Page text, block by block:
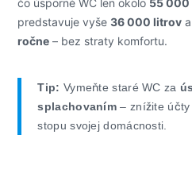
čo úsporné WC len okolo 55
predstavuje vyše36 000 litrov
ročne – bez straty komfortu.
Tip: Vymeňte staré WC za
splachovaním – znížite účty
stopu svojej domácnosti.